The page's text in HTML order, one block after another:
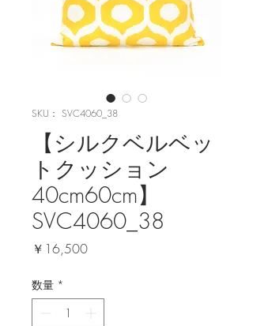
SKU： SVC4060_38
【シルクベルベッ
トクッション
40cm60cm】
SVC4060_38
￥16,500価
数量 *